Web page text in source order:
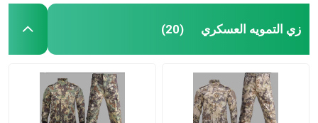
زي التمويه العسكري (20)